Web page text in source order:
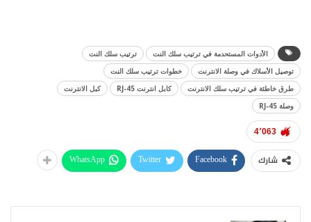
الأدوات المستحدمة في ترتيب سلك النت
ترتيب سلك النت
توصيل الأسلاك في وصلة الانترنت
خطوات ترتيب سلك النت
طرق خاطئة في ترتيب سلك الانترنت
كابل انترنت RJ-45
كبل الانترنت
وصلة RJ-45
4٬063
شارك Facebook
Twitter
WhatsApp